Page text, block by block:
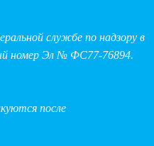
службе по надзору в
номер Эл № ФС77-76894.
после